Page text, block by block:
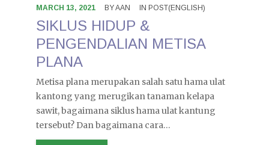
MARCH 13, 2021 BYAAN IN POST(ENGLISH)
SIKLUS HIDUP &
PENGENDALIAN METISA
PLANA
Metisa plana merupakan salah satu hama ulat
kantong yang merugikan tanaman kelapa
sawit, bagaimana siklus hama ulat kantung
tersebut? Dan bagaimana cara…